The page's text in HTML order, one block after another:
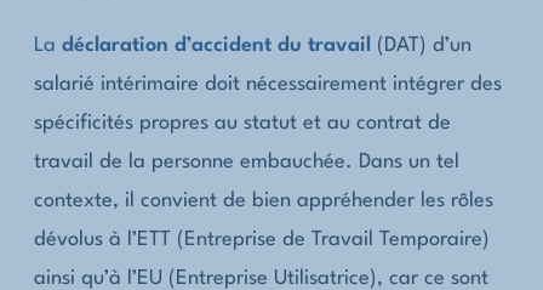
La déclaration d’accident du travail
(DAT) d’un
salarié intérimaire doit nécessairement intégrer des
spécificités propres au statut et au contrat de
travail de la personne embauchée. Dans un tel
contexte, il convient de bien appréhender les rôles
dévolus à l’ETT (Entreprise de Travail Temporaire)
ainsi qu’à l’EU (Entreprise Utilisatrice), car ce sont